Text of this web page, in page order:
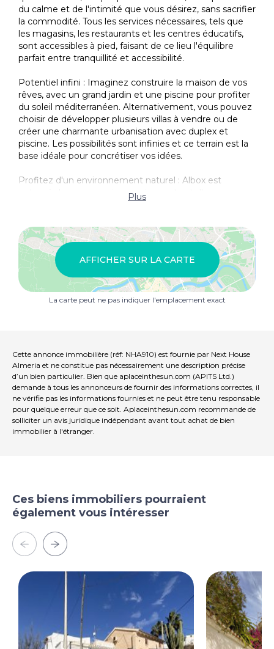
du calme et de l'intimité que vous désirez, sans sacrifier
la commodité. Tous les services nécessaires, tels que
les magasins, les restaurants et les centres éducatifs,
sont accessibles à pied, faisant de ce lieu l'équilibre
parfait entre tranquillité et accessibilité.
Potentiel infini : Imaginez construire la maison de vos
rêves, avec un grand jardin et une piscine pour profiter
du soleil méditerranéen. Alternativement, vous pouvez
choisir de développer plusieurs villas à vendre ou de
créer une charmante urbanisation avec duplex et
piscine. Les possibilités sont infinies et ce terrain est la
base idéale pour concrétiser vos idées.
Profitez d'un environnement naturel : Albox est
entouré de paysages impressionnants et d'un
environnement naturel qui vous invite à profiter du
seulement une maison, mais aussi un refuge où votre
famille et vos amis peuvent se réunir et profiter de la
vie en plein air.
Investissement unique : Ce terrain représente un
investissement exceptionnel dans une zone en pleine
croissance, idéal pour ceux qui cherchent à capitaliser
Contactez-nous maintenant et transformez votre rêve
en réalité ! C'est votre opportunité de créer un héritage
et de profiter de la vie dans le sud de l'Espagne. Ne le
laissez pas filer !
Plus
AFFICHER SUR LA CARTE
La carte peut ne pas indiquer l'emplacement exact
Cette annonce immobilière (réf: NHA910) est fournie par Next House
Almeria et ne constitue pas nécessairement une description précise
d’un bien particulier. Bien que aplaceinthesun.com (APITS Ltd.)
demande à tous les annonceurs de fournir des informations correctes, il
ne vérifie pas les informations fournies et ne peut être tenu responsable
pour quelque erreur que ce soit. Aplaceinthesun.com recommande de
solliciter un avis juridique indépendant avant tout achat de bien
immobilier à l'étranger.
Ces biens immobiliers pourraient
également vous intéresser